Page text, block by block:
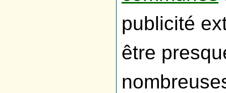
publicité
être